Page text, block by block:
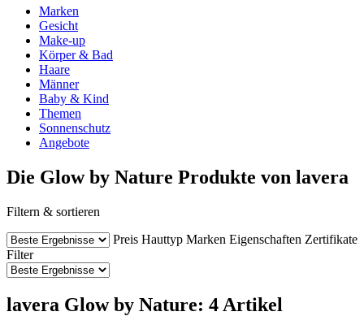
Marken
Gesicht
Make-up
Körper & Bad
Haare
Männer
Baby & Kind
Themen
Sonnenschutz
Angebote
Die Glow by Nature Produkte von lavera
Filtern & sortieren
Preis Hauttyp Marken Eigenschaften Zertifikate
Filter
lavera Glow by Nature: 4 Artikel